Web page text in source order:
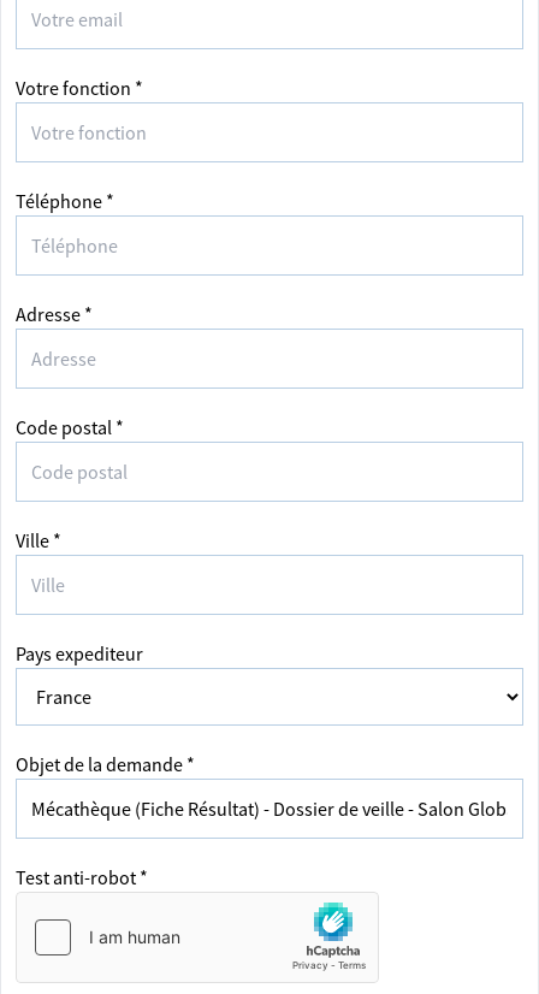
Votre fonction *
Téléphone *
Adresse *
Code postal *
Ville *
Pays expediteur
Objet de la demande *
Test anti-robot *